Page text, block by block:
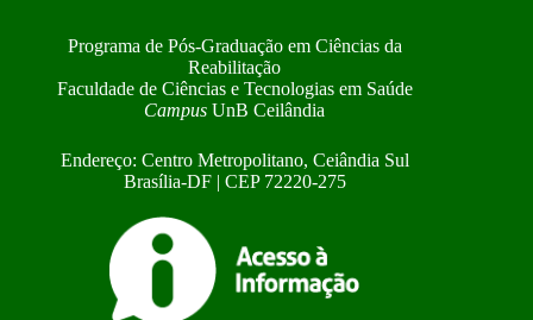
Programa de Pós-Graduação em Ciências da
Reabilitação
Faculdade de Ciências e Tecnologias em Saúde
Campus UnB Ceilândia
Endereço: Centro Metropolitano, Ceiândia Sul
Brasília-DF | CEP 72220-275